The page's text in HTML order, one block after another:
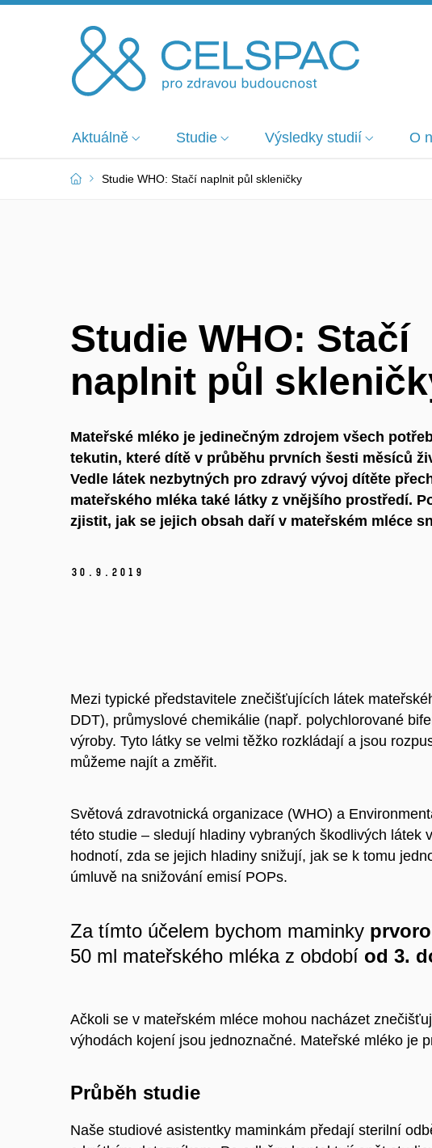
Aktuálně Studie Výsledky studií O
Studie WHO: Stačí naplnit půl skleničky
Studie WHO: Stačí
naplnit půl
Mateřské mléko je jedinečným zdrojem všech
tekutin, které dítě v průběhu prvních šesti měsíců
Vedle látek nezbytných pro zdravý vývoj dítěte
mateřského mléka také látky z vnějšího prostředí.
zjistit, jak se jejich obsah daří v mateřském mléce
30. 9. 2019
Mezi typické představitele znečišťujících látek
DDT), průmyslové chemikálie (např. polychlorované
výroby. Tyto látky se velmi těžko rozkládají a jsou
můžeme najít a změřit.
Světová zdravotnická organizace (WHO) a
této studie – sledují hladiny vybraných škodlivých látek
hodnotí, zda se jejich hladiny snižují, jak se k tomu
úmluvě na snižování emisí POPs.
Za tímto účelem bychom maminky
50 ml mateřského mléka z období od 3.
Ačkoli se v mateřském mléce mohou nacházet
výhodách kojení jsou jednoznačné. Mateřské mléko je
Průběh studie
Naše studiové asistentky maminkám předají sterilní